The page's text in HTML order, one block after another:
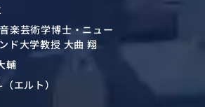
楽芸術学博士・ニュー
ド大学教授 大曲 翔
輔
エルト）